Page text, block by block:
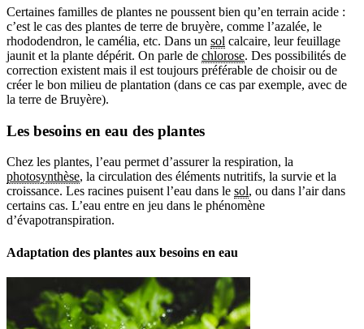
Certaines familles de plantes ne poussent bien qu’en terrain acide :
c’est le cas des plantes de terre de bruyère, comme l’azalée, le
rhododendron, le camélia, etc. Dans un sol calcaire, leur feuillage
jaunit et la plante dépérit. On parle de chlorose. Des possibilités de
correction existent mais il est toujours préférable de choisir ou de
créer le bon milieu de plantation (dans ce cas par exemple, avec de
la terre de Bruyère).
Les besoins en eau des plantes
Chez les plantes, l’eau permet d’assurer la respiration, la
photosynthèse, la circulation des éléments nutritifs, la survie et la
croissance. Les racines puisent l’eau dans le sol, ou dans l’air dans
certains cas. L’eau entre en jeu dans le phénomène
d’évapotranspiration.
Adaptation des plantes aux besoins en eau